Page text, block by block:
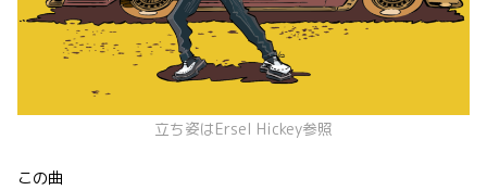
立ち姿はErsel Hickey参照
この曲